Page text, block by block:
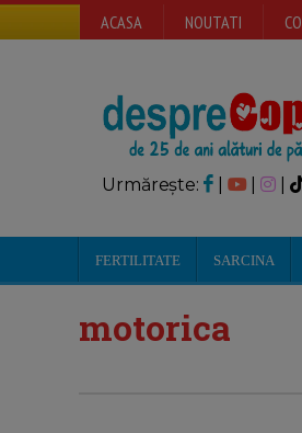
ACASA NOUTATI
Urmărește: |
FERTILITATE SARCINA
motorica